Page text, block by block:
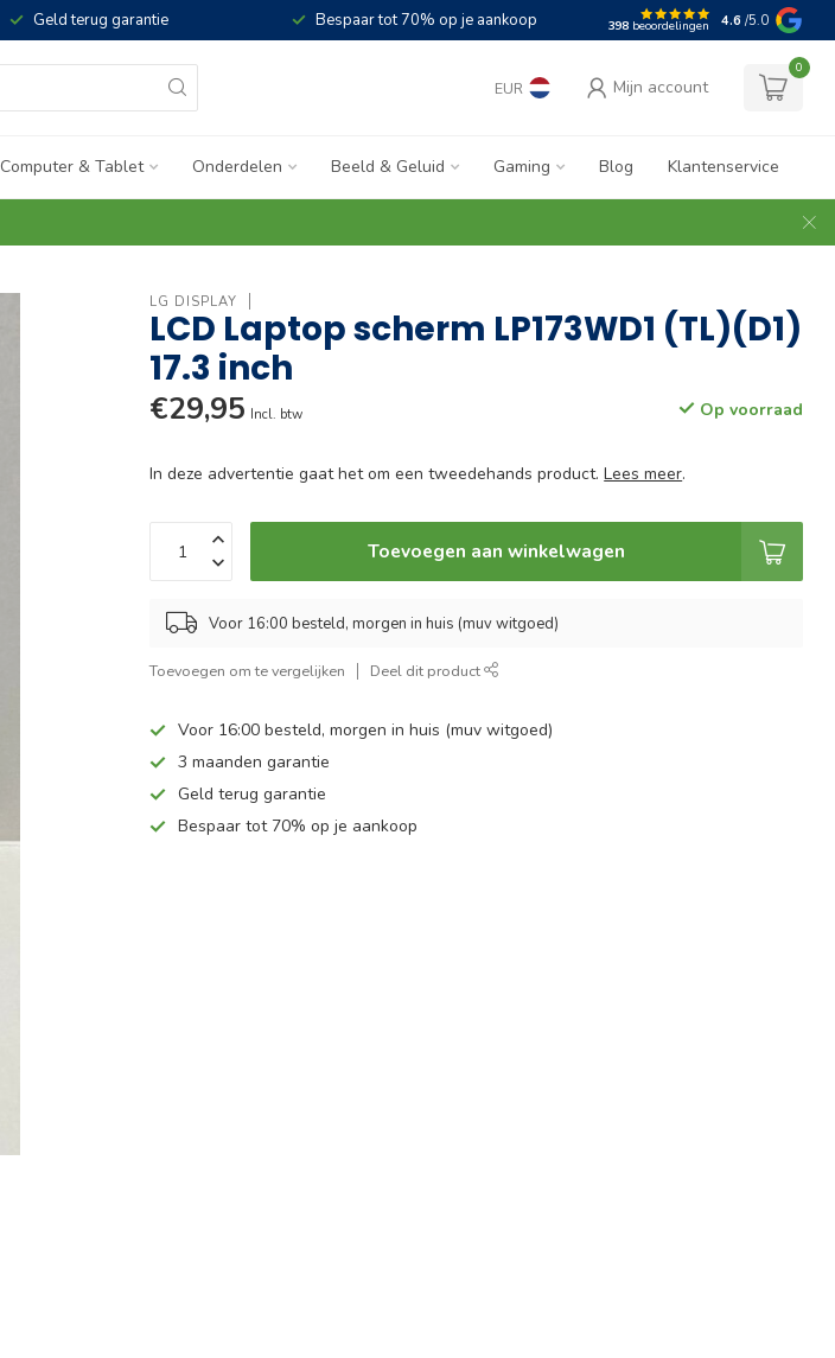
Geld terug garantie Bespaar tot 70% op je aankoop 398 beoordelingen 4.6 /5.0
EUR Mijn account
0
Computer & Tablet Onderdelen Beeld & Geluid Gaming Blog Klantenservice
LG DISPLAY
LCD Laptop scherm LP173WD1 (TL)(D1)
17.3 inch
€29,95 Incl. btw Op voorraad
In deze advertentie gaat het om een tweedehands product.Lees meer.
Toevoegen aan winkelwagen
Voor 16:00 besteld, morgen in huis (muv witgoed)
Toevoegen om te vergelijken Deel dit product
Voor 16:00 besteld, morgen in huis (muv witgoed)
3 maanden garantie
Geld terug garantie
Bespaar tot 70% op je aankoop